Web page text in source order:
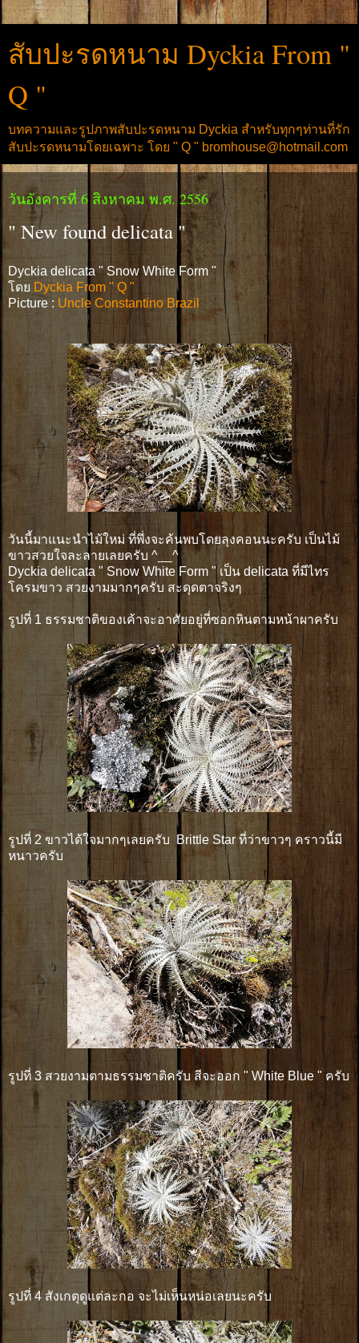
สับปะรดหนาม Dyckia From "
Q "
บทความและรูปภาพสับปะรดหนาม Dyckia สำหรับทุกๆท่านที่รัก
สับปะรดหนามโดยเฉพาะ โดย " Q " bromhouse@hotmail.com
วันอังคารที่ 6 สิงหาคม พ.ศ. 2556
" New found delicata "
Dyckia delicata " Snow White Form "
โดย Dyckia From " Q "
Picture : Uncle Constantino Brazil
วันนี้มาแนะนำไม้ใหม่ ที่พึ่งจะค้นพบโดยลุงคอนนะครับ เป็นไม้
ขาวสวยใจละลายเลยครับ ^__^
Dyckia delicata " Snow White Form " เป็น delicata ที่มีไทร
โครมขาว สวยงามมากๆครับ สะดุดตาจริงๆ
รูปที่ 1 ธรรมชาติของเค้าจะอาศัยอยู่ที่ซอกหินตามหน้าผาครับ
รูปที่ 2 ขาวได้ใจมากๆเลยครับ Brittle Star ที่ว่าขาวๆ คราวนี้มี
หนาวครับ
รูปที่ 3 สวยงามตามธรรมชาติครับ สีจะออก " White Blue " ครับ
รูปที่ 4 สังเกตุดูแต่ละกอ จะไม่เห็นหน่อเลยนะครับ